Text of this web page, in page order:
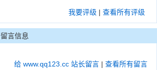
我要评级 | 查看所有评级
言信息
给 www.qq123.cc 站长留言 | 查看所有留言